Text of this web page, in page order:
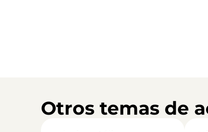
Otros temas de